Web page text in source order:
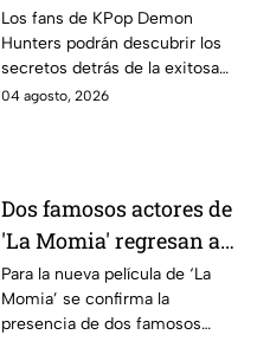
libro de arte con más de
500 ilustraciones
inéditas: ¿se venderá
en México?
Los fans de KPop Demon
Hunters podrán descubrir los
secretos detrás de la exitosa
película gracias a un nuevo
04 agosto, 2026
Dos famosos actores de
'La Momia' regresan a
la nueva película;
descubre de quiénes se
Para la nueva película de ‘La
Momia’ se confirma la
presencia de dos famosos